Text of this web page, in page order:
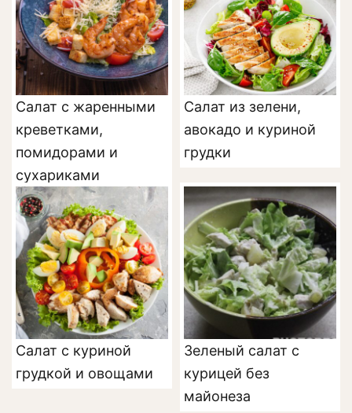
Салат с жаренными
креветками,
помидорами и
сухариками
Салат из зелени,
авокадо и куриной
грудки
Салат с куриной
грудкой и овощами
Зеленый салат с
курицей без
майонеза